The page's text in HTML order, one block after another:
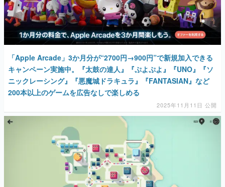
「Apple Arcade」3か月分が“2700円→900円”で新規加入できる
キャンペーン実施中。『太鼓の達人』『ぷよぷよ』『UNO』『ソ
ニックレーシング』『悪魔城ドラキュラ』『FANTASIAN』など
200本以上のゲームを広告なしで楽しめる
2025年11月11日 公開